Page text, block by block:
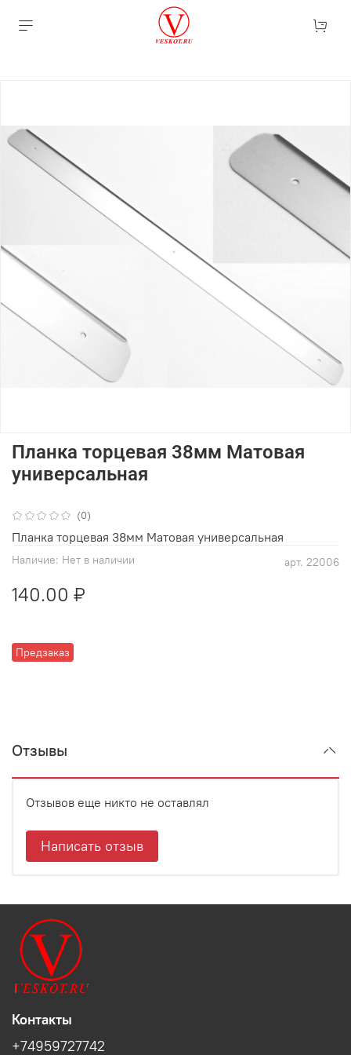
(0)
арт. 22006
Наличие: Нет в наличии
Предзаказ
Планка торцевая 38мм Матовая
универсальная
140.00 ₽
Планка торцевая 38мм Матовая универсальная
Отзывы
Отзывов еще никто не оставлял
Написать отзыв
Контакты
+74959727742